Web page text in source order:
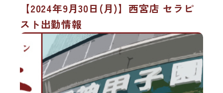
【2024年9月30日(月)】西宮店 セラピ
スト出勤情報